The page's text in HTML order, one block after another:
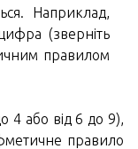
Наприклад,
(зверніть
правилом
4 або від 6 до 9),
правило